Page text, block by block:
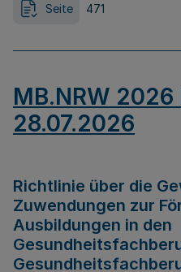
Seite 471
MB.NRW
28.07.2026
Richtlinie über die
Zuwendungen zur
Ausbildungen in den